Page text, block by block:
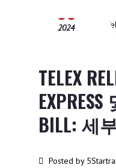
03
2024
TELEX
EXPRESS
BILL: 세
Posted by